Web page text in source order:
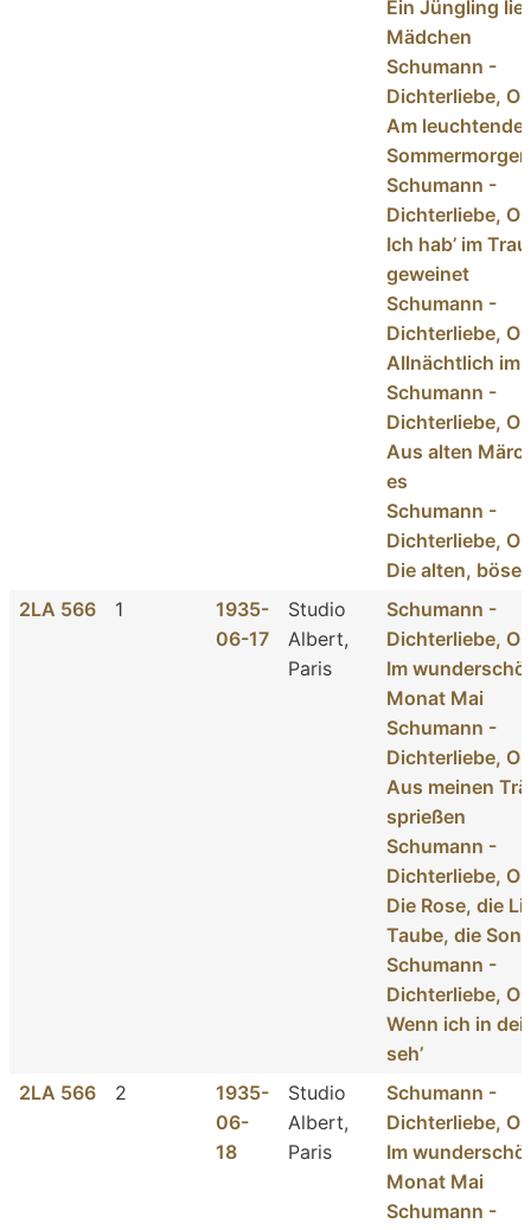
Ein Jüngling
Mädchen
Schumann -
Dichterliebe,
Am
Sommermorgen
Schumann -
Dichterliebe,
Ich hab’ im
geweinet
Schumann -
Dichterliebe,
Allnächtlich im
Schumann -
Dichterliebe,
Aus alten
es
Schumann -
Dichterliebe,
Die alten,
2LA 566
1
1935-
06-17
Studio
Albert,
Paris
Schumann -
Dichterliebe,
Im
Monat Mai
Schumann -
Dichterliebe,
Aus meinen
sprießen
Schumann -
Dichterliebe,
Die Rose, die
Taube, die
Schumann -
Dichterliebe,
Wenn ich in
seh’
2LA 566
2
1935-
06-
18
Studio
Albert,
Paris
Schumann -
Dichterliebe,
Im
Monat Mai
Schumann -